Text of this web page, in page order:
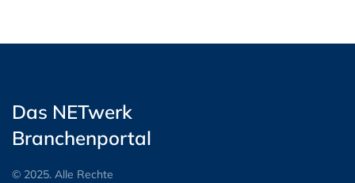
Das NETwerk
Branchenportal
© 2025. Alle Rechte